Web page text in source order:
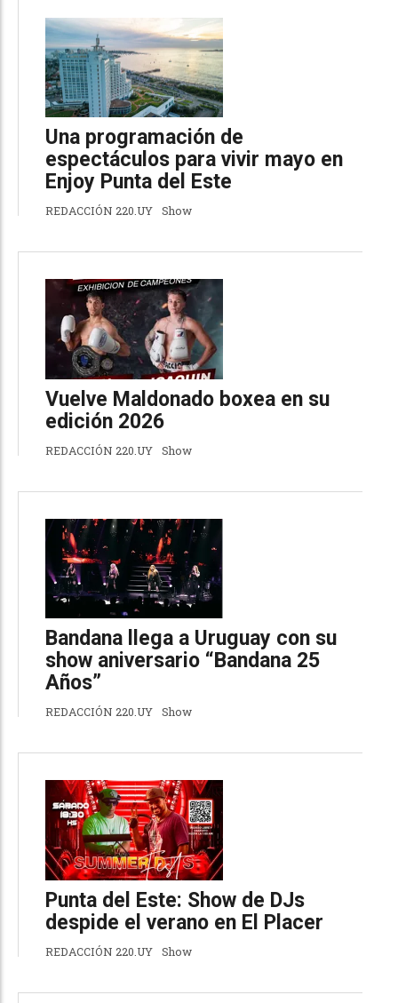
Una programación de
espectáculos para vivir mayo en
Enjoy Punta del Este
REDACCIÓN 220.UY Show
Vuelve Maldonado boxea en su
edición 2026
REDACCIÓN 220.UY Show
Bandana llega a Uruguay con su
show aniversario “Bandana 25
Años”
REDACCIÓN 220.UY Show
Punta del Este: Show de DJs
despide el verano en El Placer
REDACCIÓN 220.UY Show